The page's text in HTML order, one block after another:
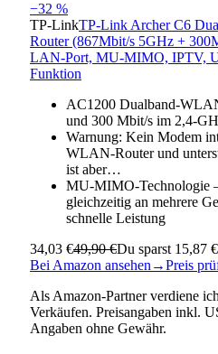
−32 %
TP-LinkTP-Link Archer C6
Router (867Mbit/s 5GHz +
LAN-Port, MU-MIMO, IPTV,
Funktion
AC1200 Dualband-
und 300 Mbit/s im 2,4-
Warnung: Kein Modem
WLAN-Router und
ist aber…
MU-MIMO-Technologie
gleichzeitig an mehrere
schnelle Leistung
34,03 €49,90 €Du sparst 15,87 €
Bei Amazon ansehen →Preis
Als Amazon-Partner verdiene
Verkäufen. Preisangaben inkl.
Angaben ohne Gewähr.